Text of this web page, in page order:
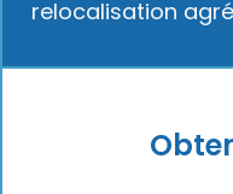
relocalisation